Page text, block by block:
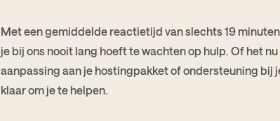
Met een gemiddelde reactietijd van slechts 19
je bij ons nooit lang hoeft te wachten op hulp. Of het
aanpassing aan je hostingpakket of ondersteuning bij
klaar om je te helpen.